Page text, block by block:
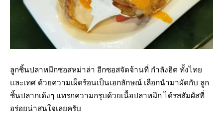
ลูกชิ้นปลาหมึกซอสหม่าล่า อีกซอสจัดจ้านที่ กำลังฮิต ทั้งไทย
และเทศ ด้วยความเผ็ดร้อนเป็นเอกลักษณ์ เลือกนำมาผัดกับ ลูก
ชิ้นปลากเด้งๆ แทรกความกรุบด้วยเนื้อปลาหมึก ได้รสสัมผัสที่
อร่อยน่าสนใจเลยครับ